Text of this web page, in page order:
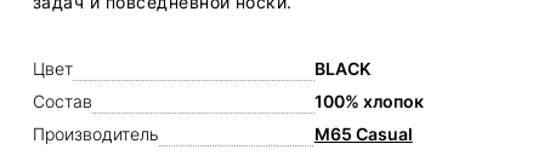
Цвет
BLACK
Состав
100% хлопок
Производитель
M65 Casual